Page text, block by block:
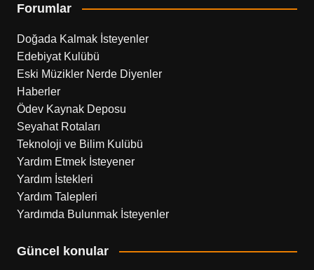
Forumlar
Doğada Kalmak İsteyenler
Edebiyat Kulübü
Eski Müzikler Nerde Diyenler
Haberler
Ödev Kaynak Deposu
Seyahat Rotaları
Teknoloji ve Bilim Kulübü
Yardım Etmek İsteyener
Yardım İstekleri
Yardım Talepleri
Yardımda Bulunmak İsteyenler
Güncel konular